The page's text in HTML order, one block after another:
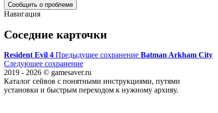
Сообщить о проблеме
Навигация
Соседние карточки
Resident Evil 4 Предыдущее сохранение Batman Arkham City
Следующее сохранение
2019 - 2026 © gamesaver.ru
Каталог сейвов с понятными инструкциями, путями
установки и быстрым переходом к нужному архиву.